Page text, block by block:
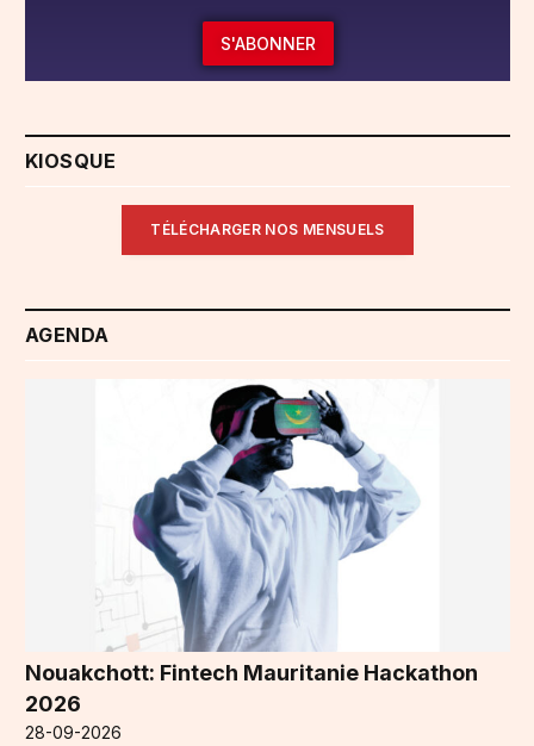
S'ABONNER
KIOSQUE
TÉLÉCHARGER NOS MENSUELS
AGENDA
Nouakchott: Fintech Mauritanie Hackathon
2026
28-09-2026